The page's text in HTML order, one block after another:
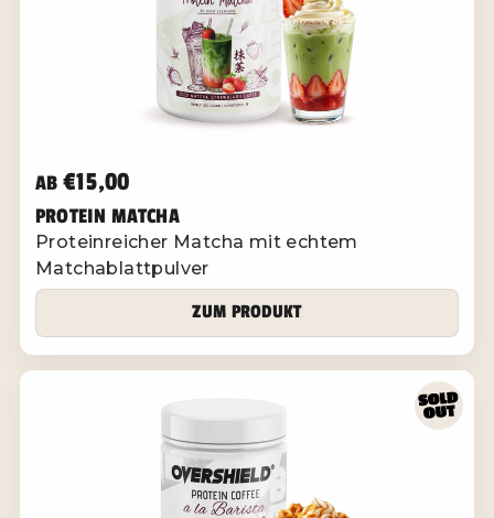
AB €15,00
PROTEIN MATCHA
Proteinreicher Matcha mit echtem
Matchablattpulver
ZUM PRODUKT